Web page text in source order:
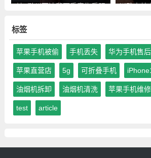
址_滁州百达翡丽手表售后服
川雅克梵
标签
苹果手机被偷 手机丢失 华为手机售后
苹果直营店 5g 可折叠手机
油烟机拆卸 油烟机清洗 苹果手机维
test article